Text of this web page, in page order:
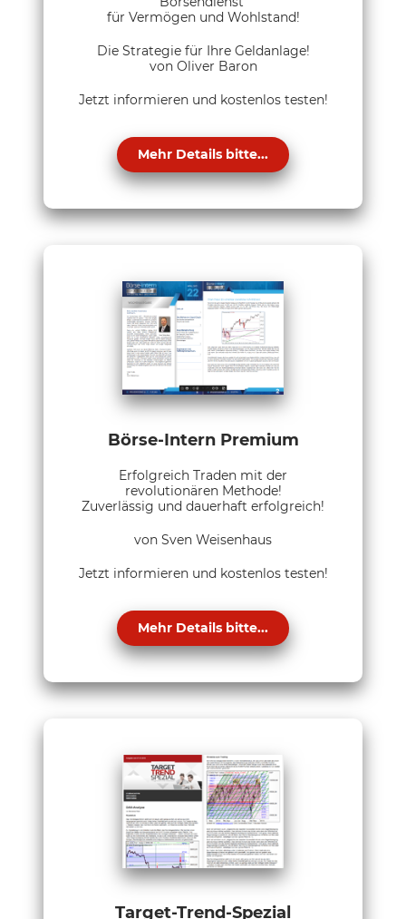
für Vermögen und Wohlstand!
Die Strategie für Ihre Geldanlage!
von Oliver Baron
Jetzt informieren und kostenlos testen!
Mehr Details bitte...
Börse-Intern Premium
Erfolgreich Traden mit der
revolutionären Methode!
Zuverlässig und dauerhaft erfolgreich!
von Sven Weisenhaus
Jetzt informieren und kostenlos testen!
Mehr Details bitte...
Target-Trend-Spezial